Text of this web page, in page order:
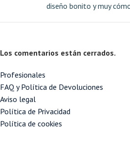
diseño bonito y muy
Los comentarios están cerrados.
Profesionales
FAQ y Política de Devoluciones
Aviso legal
Política de Privacidad
Política de cookies